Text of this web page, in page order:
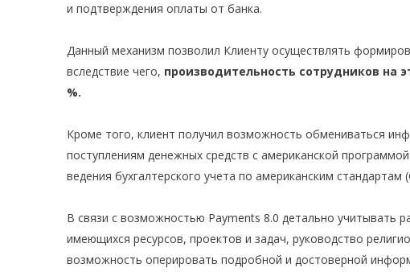
и подтверждения оплаты от банка.
Данный механизм позволил Клиенту осуществлять
вследствие чего, производительность сотрудников на
%.
Кроме того, клиент получил возможность обмениваться
поступлениям денежных средств с американской
ведения бухгалтерского учета по американским стандартам
В связи с возможностью Payments 8.0 детально учитывать
имеющихся ресурсов, проектов и задач, руководство
возможность оперировать подробной и достоверной